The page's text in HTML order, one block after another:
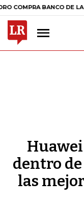
BANCO DE LA
dentro
las